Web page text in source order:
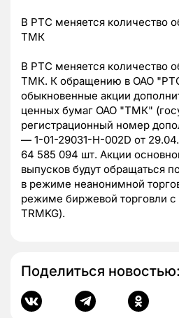
В РТС меняется количество
ТМК
В РТС меняется количество
ТМК. К обращению в ОАО
обыкновенные акции
ценных бумаг ОАО "ТМК"
регистрационный номер
— 1-01-29031-H-002D от
64 585 094 шт. Акции
выпусков будут обращаться
в режиме неанонимной
режиме биржевой торговли
TRMKG).
Поделиться новостью: